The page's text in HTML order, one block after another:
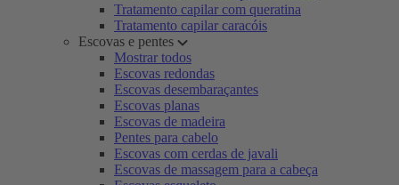
Tratamento capilar com queratina
Tratamento capilar caracóis
Escovas e pentes
Mostrar todos
Escovas redondas
Escovas desembaraçantes
Escovas planas
Escovas de madeira
Pentes para cabelo
Escovas com cerdas de javali
Escovas de massagem para a cabeça